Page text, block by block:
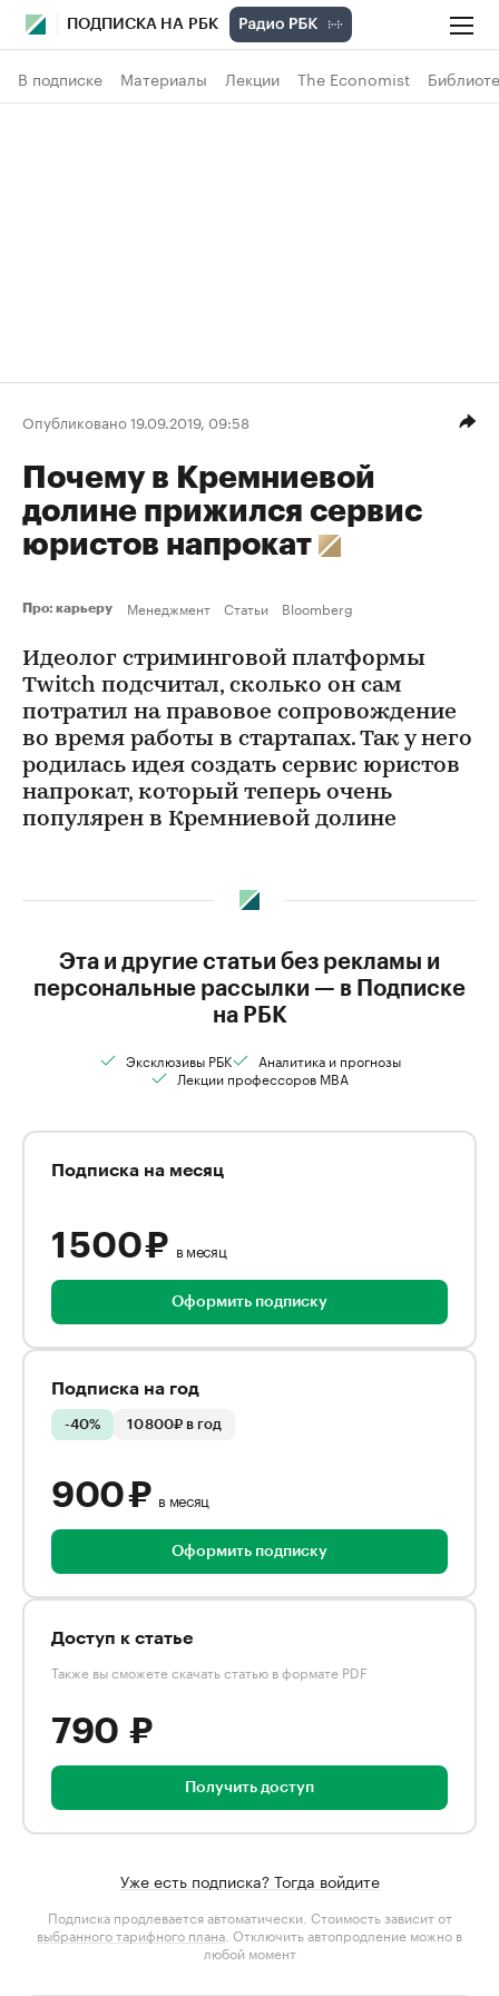
ПОДПИСКА НА РБК
В подписке Материалы Лекции The Economist
Опубликовано 19.09.2019, 09:58
Почему в Кремниевой
долине прижился сервис
юристов напрокат
Про: карьеру Менеджмент Статьи Bloomberg
Идеолог стриминговой платформы
Twitch подсчитал, сколько он сам
потратил на правовое сопровождение
во время работы в стартапах. Так у него
родилась идея создать сервис юристов
напрокат, который теперь очень
популярен в Кремниевой долине
Эта и другие статьи без рекламы и
персональные рассылки — в Подписке
на РБК
Эксклюзивы РБК
Аналитика и прогнозы
Лекции профессоров MBA
Подписка на месяц
1 500 ₽ в месяц
Оформить подписку
Подписка на год
-40% 10 800₽ в год
900 ₽ в месяц
Оформить подписку
Доступ к статье
Также вы сможете скачать статью в формате PDF
790 ₽
Получить доступ
Уже есть подписка? Тогда войдите
Подписка продлевается автоматически. Стоимость зависит от
выбранного тарифного плана . Отключить автопродление можно в
любой момент